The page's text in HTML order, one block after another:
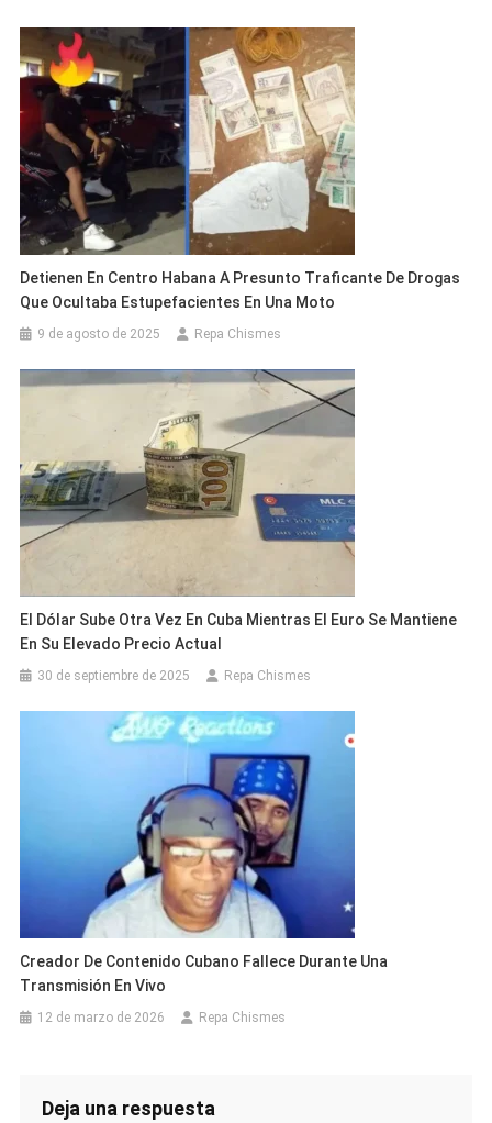
Detienen En Centro Habana A Presunto Traficante De Drogas
Que Ocultaba Estupefacientes En Una Moto
9 de agosto de 2025 Repa Chismes
El Dólar Sube Otra Vez En Cuba Mientras El Euro Se Mantiene
En Su Elevado Precio Actual
30 de septiembre de 2025 Repa Chismes
Creador De Contenido Cubano Fallece Durante Una
Transmisión En Vivo
12 de marzo de 2026 Repa Chismes
Deja una respuesta